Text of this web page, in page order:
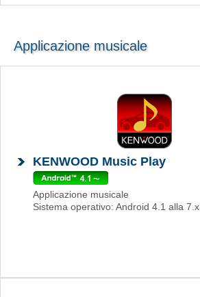
Applicazione musicale
KENWOOD Music Play
Applicazione musicale
Sistema operativo: Android 4.1 alla 7.x